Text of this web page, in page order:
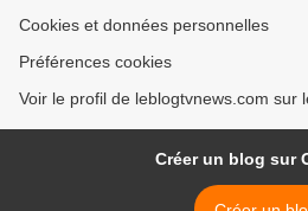
Cookies et données personnelles
Préférences cookies
Voir le profil de leblogtvnews.com sur
Créer un blog sur